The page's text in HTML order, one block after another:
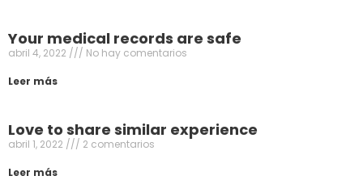
Your medical records are safe
abril 4, 2022 No hay comentarios
Leer más
Love to share similar experience
abril 1, 2022 2 comentarios
Leer más